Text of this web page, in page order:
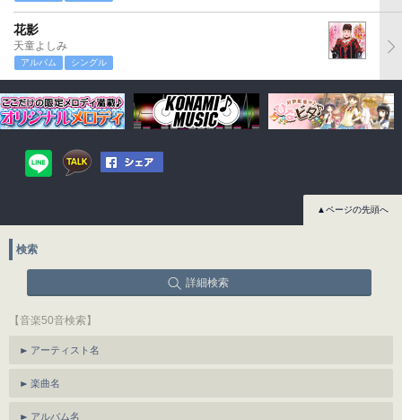
花影
天童よしみ
アルバム シングル
▲ページの先頭へ
検索
詳細検索
【音楽50音検索】
アーティスト名
楽曲名
アルバム名